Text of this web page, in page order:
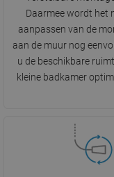
Daarmee wordt het
aanpassen van de
aan de muur nog
u de beschikbare
kleine badkamer